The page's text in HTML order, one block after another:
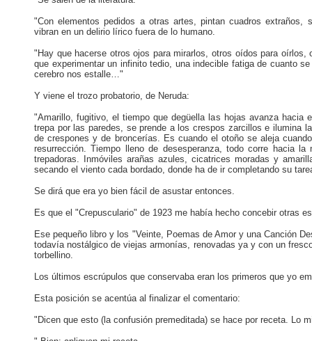
"Con elementos pedidos a otras artes, pintan cuadros extraños,
vibran en un delirio lírico fuera de lo humano.
"Hay que hacerse otros ojos para mirarlos, otros oídos para
que experimentar un infinito tedio, una indecible fatiga de cuanto
cerebro nos estalle…"
Y viene el trozo probatorio, de Neruda:
"Amarillo, fugitivo, el tiempo que degüella las hojas avanza
trepa por las paredes, se prende a los crespos zarcillos e ilumina
de crespones y de broncerías. Es cuando el otoño se aleja
resurrección. Tiempo lleno de desesperanza, todo corre hacia
trepadoras. Inmóviles arañas azules, cicatrices moradas y
secando el viento cada bordado, donde ha de ir completando su
Se dirá que era yo bien fácil de asustar entonces.
Es que el "Crepusculario" de 1923 me había hecho concebir otras
Ese pequeño libro y los "Veinte, Poemas de Amor y una Canción
todavía nostálgico de viejas armonías, renovadas ya y con un
torbellino.
Los últimos escrúpulos que conservaba eran los primeros que yo
Esta posición se acentúa al finalizar el comentario:
"Dicen que esto (la confusión premeditada) se hace por receta. Lo